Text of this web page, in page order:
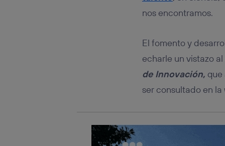
nos encontramos.
El fomento y
echarle un vistazo
de Innovación,
ser consultado en la
conecte
Puedes